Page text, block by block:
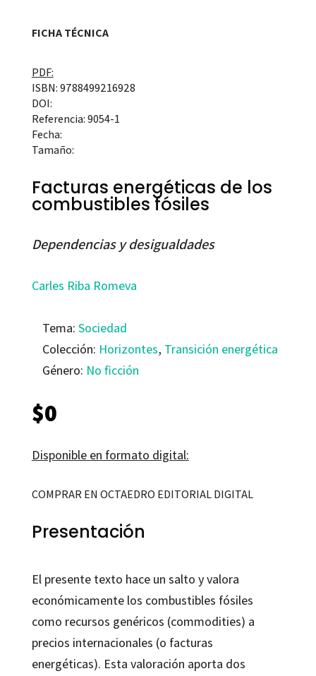
FICHA TÉCNICA
PDF:
ISBN: 9788499216928
DOI:
Referencia: 9054-1
Fecha:
Tamaño:
Facturas energéticas de los
combustibles fósiles
Dependencias y desigualdades
Carles Riba Romeva
Tema: Sociedad
Colección: Horizontes, Transición energética
Género: No ficción
$0
Disponible en formato digital:
COMPRAR EN OCTAEDRO EDITORIAL DIGITAL
Presentación
El presente texto hace un salto y valora
económicamente los combustibles fósiles
como recursos genéricos (commodities) a
precios internacionales (o facturas
energéticas). Esta valoración aporta dos